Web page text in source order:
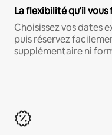
La flexibilité qu'il vous
Choisissez vos dates
puis réservez
supplémentaire ni